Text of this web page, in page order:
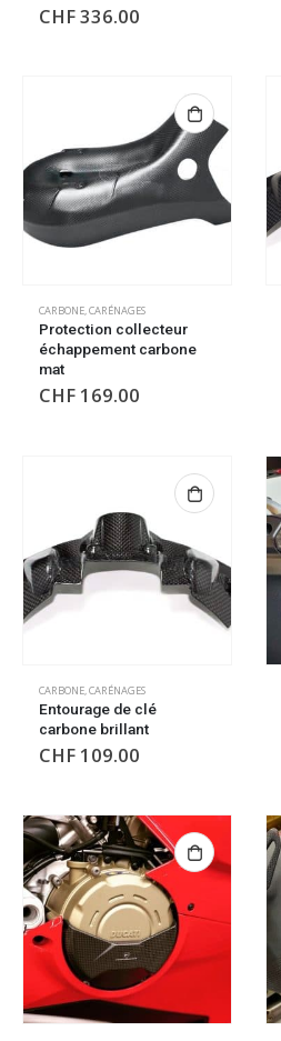
CHF336.00
CARBONE,CARÉNAGES
Protection collecteur
échappement carbone
mat
CHF 169.00
CARBONE,CARÉNAGES
Entourage de clé
carbone brillant
CHF 109.00